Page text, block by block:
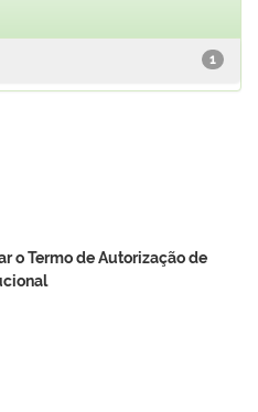
1
o Termo de Autorização de